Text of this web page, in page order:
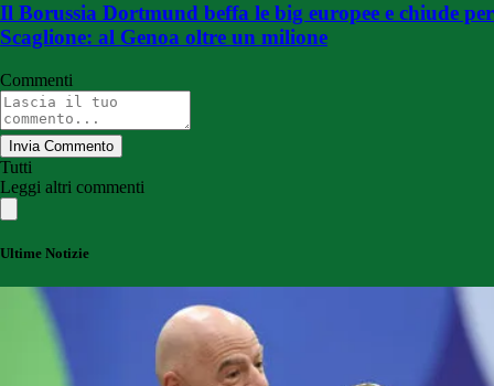
Il Borussia Dortmund beffa le big europee e chiude per
Scaglione: al Genoa oltre un milione
Commenti
Invia Commento
Tutti
Leggi altri commenti
Ultime Notizie